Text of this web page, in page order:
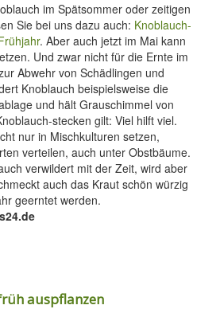
im Spätsommer oder zeitigen
Sie bei uns dazu auch: Knoblauch-
. Aber auch jetzt im Mai kann
Und zwar nicht für die Ernte im
Abwehr von Schädlingen und
Knoblauch beispielsweise die
und hält Grauschimmel von
stecken gilt: Viel hilft viel.
nur in Mischkulturen setzen,
verteilen, auch unter Obstbäume.
verwildert mit der Zeit, wird aber
auch das Kraut schön würzig
geerntet werden.
auspflanzen